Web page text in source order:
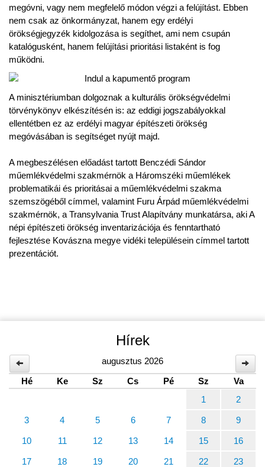
megóvni, vagy nem megfelelő módon végzi a felújítást. Ebben
nem csak az önkormányzat, hanem egy erdélyi
örökségjegyzék kidolgozása is segíthet, ami nem csupán
katalógusként, hanem felújítási prioritási listaként is fog
működni.
A minisztériumban dolgoznak a kulturális örökségvédelmi
törvénykönyv elkészítésén is: az eddigi jogszabályokkal
ellentétben ez az erdélyi magyar építészeti örökség
megóvásában is segítséget nyújt majd.
A megbeszélésen előadást tartott Benczédi Sándor
műemlékvédelmi szakmérnök a Háromszéki műemlékek
problematikái és prioritásai a műemlékvédelmi szakma
szemszögéből címmel, valamint Furu Árpád műemlékvédelmi
szakmérnök, a Transylvania Trust Alapítvány munkatársa, aki A
népi építészeti örökség inventarizációja és fenntartható
fejlesztése Kovászna megye vidéki településein címmel tartott
prezentációt.
Hírek
augusztus 2026
Hé
Ke Sz Cs Pé Sz
Va
1
2
3 4 5 6 7 8 9
10 11 12 13 14 15 16
17 18 19 20 21 22 23